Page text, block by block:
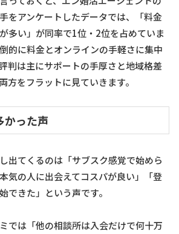
をアンケートしたデータでは、「料金
多い」が同率で1位・2位を占めていま
的に料金とオンラインの手軽さに集中
判は主にサポートの手厚さと地域格差
方をフラットに見ていきます。
かった声
出てくるのは「サブスク感覚で始めら
気の人に出会えてコスパが良い」「登
できた」という声です。
では「他の相談所は入会だけで何十万